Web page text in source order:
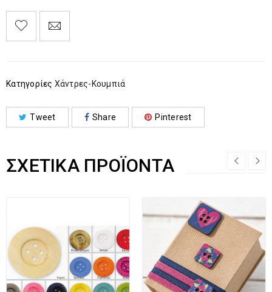
Κατηγορίες Χάντρες-Κουμπιά
Tweet Share Pinterest
ΣΧΕΤΙΚΆ ΠΡΟΪΌΝΤΑ